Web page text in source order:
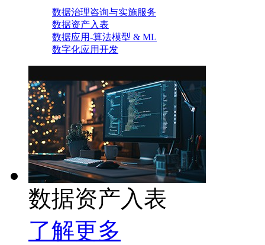
数据治理咨询与实施服务
数据资产入表
数据应用-算法模型 & ML
数字化应用开发
数据资产入表
了解更多